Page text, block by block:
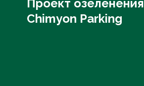
Проект озеленения
Chimyon Parking